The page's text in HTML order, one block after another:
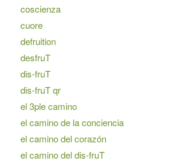
coscienza
cuore
defruition
desfruT
dis-fruT
dis-fruT qr
el 3ple camino
el camino de la conciencia
el camino del corazón
el camino del dis-fruT